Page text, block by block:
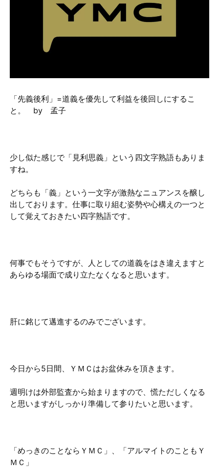
お問い合わせ
「先義後利」=道義を優先して利益を後回しにするこ
と。 by 孟子
少し似た感じで「見利思義」という四文字熟語もありま
すね。
どちらも「義」という一文字が激熱なニュアンスを醸し
出しております。仕事に取り組む姿勢や心構えの一つと
して覚えておきたい四字熟語です。
何事でもそうですが、人としての道義をはき違えますと
あらゆる場面で成り立たなくなると思います。
肝に銘じて邁進するのみでございます。
今日から5日間、ＹＭＣはお盆休みを頂きます。
週明けは外部監査から始まりますので、慌ただしくなる
と思いますがしっかり準備して参りたいと思います。
「めっきのことならＹＭＣ」、「アルマイトのこともＹ
ＭＣ」